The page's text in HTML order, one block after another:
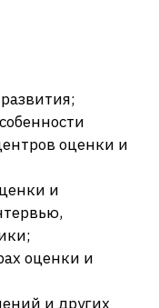
оценки и
и
оценки и
и других